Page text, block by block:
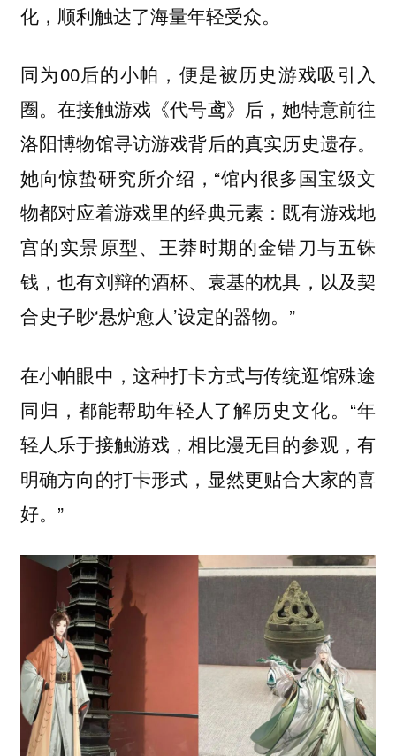
化，顺利触达了海量年轻受众。
同为00后的小帕，便是被历史游戏吸引入
圈。在接触游戏《代号鸢》后，她特意前往
洛阳博物馆寻访游戏背后的真实历史遗存。
她向惊蛰研究所介绍，“馆内很多国宝级文
物都对应着游戏里的经典元素：既有游戏地
宫的实景原型、王莽时期的金错刀与五铢
钱，也有刘辩的酒杯、袁基的枕具，以及契
合史子眇‘悬炉愈人’设定的器物。”
在小帕眼中，这种打卡方式与传统逛馆殊途
同归，都能帮助年轻人了解历史文化。“年
轻人乐于接触游戏，相比漫无目的参观，有
明确方向的打卡形式，显然更贴合大家的喜
好。”